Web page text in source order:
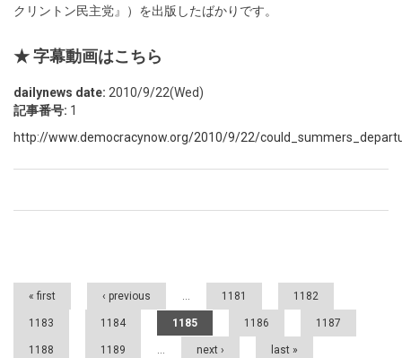
クリントン民主党』）を出版したばかりです。
★ 字幕動画はこちら
dailynews date: 2010/9/22(Wed)
記事番号: 1
http://www.democracynow.org/2010/9/22/
« first ‹ previous … 1181 1182
1183 1184 1185 1186 1187
1188 1189 … next › last »